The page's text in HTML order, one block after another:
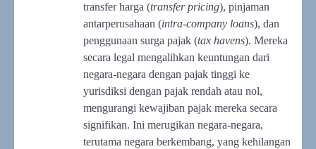
transfer harga (transfer pricing), pinjaman
antarperusahaan (intra-company loans), dan
penggunaan surga pajak (tax havens). Mereka
secara legal mengalihkan keuntungan dari
negara-negara dengan pajak tinggi ke
yurisdiksi dengan pajak rendah atau nol,
mengurangi kewajiban pajak mereka secara
signifikan. Ini merugikan negara-negara,
terutama negara berkembang, yang kehilangan